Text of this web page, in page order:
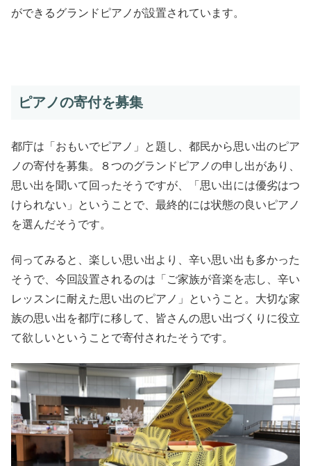
ができるグランドピアノが設置されています。
ピアノの寄付を募集
都庁は「おもいでピアノ」と題し、都民から思い出のピア
ノの寄付を募集。８つのグランドピアノの申し出があり、
思い出を聞いて回ったそうですが、「思い出には優劣はつ
けられない」ということで、最終的には状態の良いピアノ
を選んだそうです。
伺ってみると、楽しい思い出より、辛い思い出も多かった
そうで、今回設置されるのは「ご家族が音楽を志し、辛い
レッスンに耐えた思い出のピアノ」ということ。大切な家
族の思い出を都庁に移して、皆さんの思い出づくりに役立
て欲しいということで寄付されたそうです。